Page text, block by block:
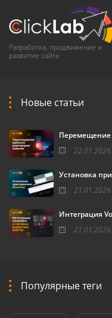
Разработка, продвижение и
развитие сайта
Новые статьи
Перемещение
22.01.2026
Установка
21.01.2026
Интеграция
21.01.2026
Популярные теги